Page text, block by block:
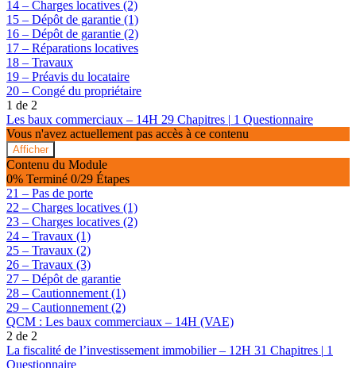
14 – Charges locatives (2)
15 – Dépôt de garantie (1)
16 – Dépôt de garantie (2)
17 – Réparations locatives
18 – Travaux
19 – Préavis du locataire
20 – Congé du propriétaire
1 de 2
Les baux commerciaux – 14H 29 Chapitres | 1 Questionnaire
Vous n'avez actuellement pas accès à ce contenu
Afficher
Les
baux
commerciaux
–
14H
Contenu du Module
0% Terminé 0/29 Étapes
21 – Pas de porte
22 – Charges locatives (1)
23 – Charges locatives (2)
24 – Travaux (1)
25 – Travaux (2)
26 – Travaux (3)
27 – Dépôt de garantie
28 – Cautionnement (1)
29 – Cautionnement (2)
QCM : Les baux commerciaux – 14H (VAE)
2 de 2
La fiscalité de l’investissement immobilier – 12H 31 Chapitres | 1
Questionnaire